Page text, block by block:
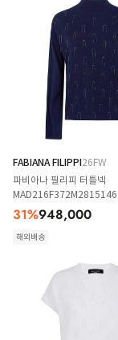
FABIANA FILIPPI26FW
파비아나 필리피 터틀넥
31%948,000
해외배송